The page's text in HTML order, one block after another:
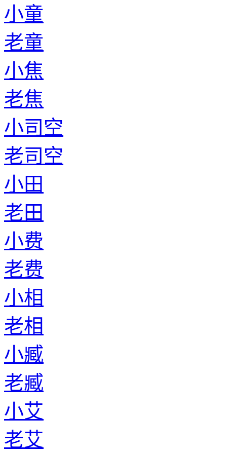
小童
老童
小焦
老焦
小司空
老司空
小田
老田
小费
老费
小相
老相
小臧
老臧
小艾
老艾